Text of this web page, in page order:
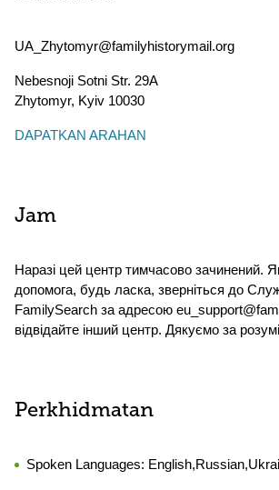
UA_Zhytomyr@familyhistorymail.org
Nebesnoji Sotni Str. 29A
Zhytomyr, Kyiv 10030
DAPATKAN ARAHAN
Jam
Наразі цей центр тимчасово зачинений.
допомога, будь ласка, зверніться до
FamilySearch за адресою
відвідайте інший центр. Дякуємо за
Perkhidmatan
Spoken Languages: